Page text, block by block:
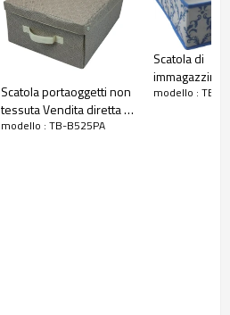
Scatola portaoggetti non
tessuta Vendita diretta in
fabbrica
modello : TB-B525PA
Scatola di
piegante non
modello : TB-